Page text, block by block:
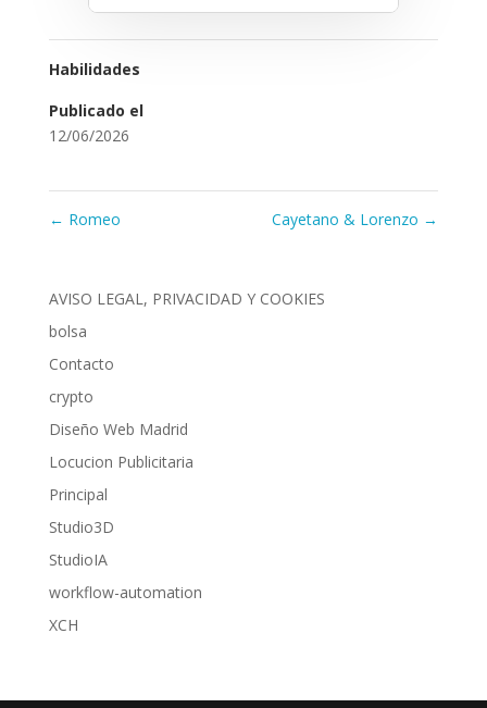
Habilidades
Publicado el
12/06/2026
← Romeo Cayetano & Lorenzo →
AVISO LEGAL, PRIVACIDAD Y COOKIES
bolsa
Contacto
crypto
Diseño Web Madrid
Locucion Publicitaria
Principal
Studio3D
StudioIA
workflow-automation
XCH